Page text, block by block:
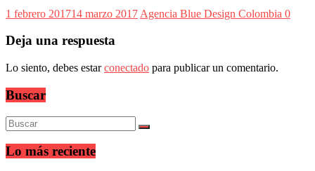
de
Eventos
Marketing,
Eventos
Publicitarios,
Colecciónes,
Marcas,
Insigns,
TV,
1 febrero 201714 marzo 2017 Agencia Blue Design Colombia 0
Deja una respuesta
Lo siento, debes estarconectado para publicar un comentario.
Buscar
Lo más reciente